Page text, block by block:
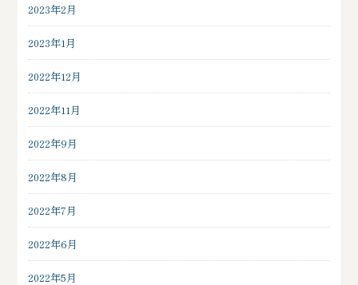
2023年2月
2023年1月
2022年12月
2022年11月
2022年9月
2022年8月
2022年7月
2022年6月
2022年5月